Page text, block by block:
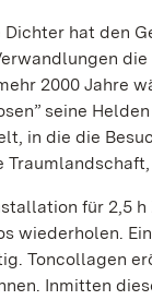
Dichter hat den
2000 Jahre
seine
in die die
für 2,5
wiederholen.
Toncollagen
Inmitten